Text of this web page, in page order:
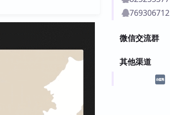
769306712
微信交流群
其他渠道